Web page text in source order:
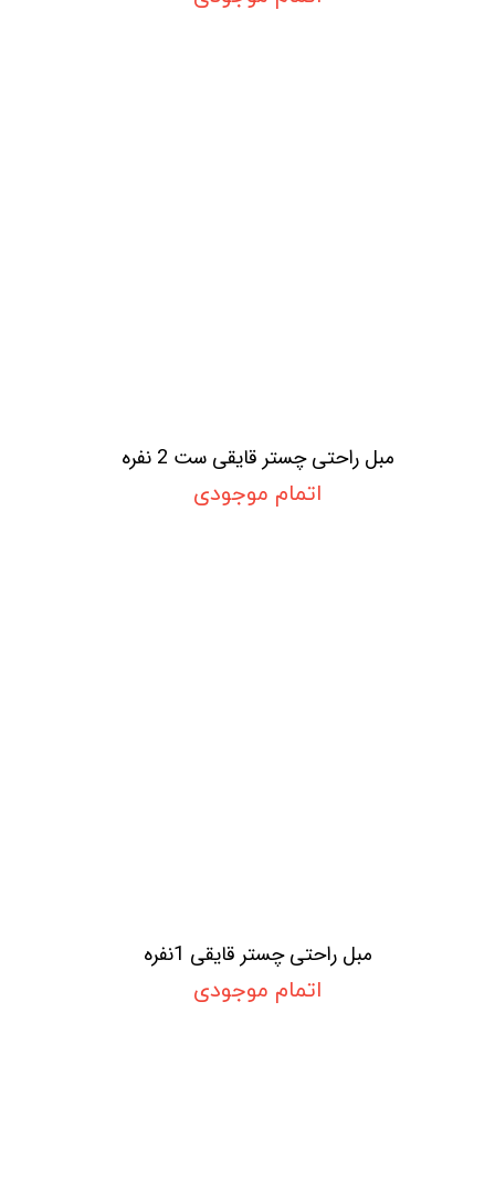
مبل راحتی چستر قایقی ست 2 نفره
اتمام موجودی
مبل راحتی چستر قایقی 1نفره
اتمام موجودی